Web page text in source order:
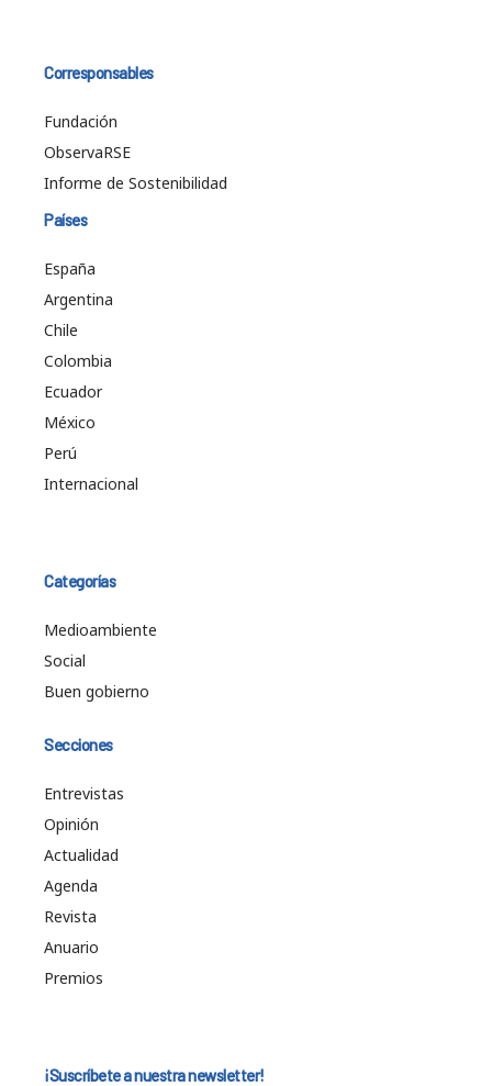
Corresponsables
Fundación
ObservaRSE
Informe de Sostenibilidad
Países
España
Argentina
Chile
Colombia
Ecuador
México
Perú
Internacional
Categorías
Medioambiente
Social
Buen gobierno
Secciones
Entrevistas
Opinión
Actualidad
Agenda
Revista
Anuario
Premios
¡Suscríbete a nuestra newsletter!